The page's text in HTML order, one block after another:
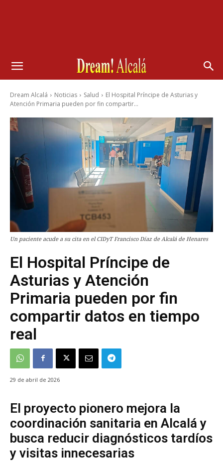
Dream Alcalá Noticias Salud
El Hospital Príncipe de Asturias y
Atención Primaria pueden por fin compartir...
Un paciente acude a su cita en el CIDyT Francisco Díaz de Alcalá de Henares
El Hospital Príncipe de
Asturias y Atención
Primaria pueden por fin
compartir datos en tiempo
real
29 de abril de 2026
El proyecto pionero mejora la
coordinación sanitaria en Alcalá y
busca reducir diagnósticos tardíos
y visitas innecesarias